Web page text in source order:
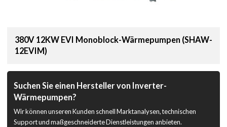
380V 12KW EVI Monoblock-Wärmepumpen (SHAW-
12EVIM)
Suchen Sie einen Hersteller von Inverter-
Wärmepumpen?
Wir können unseren Kunden schnell Marktanalysen, technischen
Support und maßgeschneiderte Dienstleistungen anbieten.